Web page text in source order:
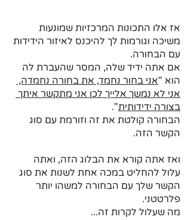
אז אלו התכונות המרכזיות שמונעות
משיכה וגורמות לך להיכנס לאיזור הידידות
עם הבחורה.
אם אתה ידיד שלה, המסר שהעברת לה
הוא "אני בחור נחמד, את בחורה נחמדה,
אני לא נמשך אלייך לכן אני מתקשר איתך
בצורה ידידותית".
הבחורה קולטת את זה וזורמת עם סוג
הקשר הזה.
ואז אתה קורא את הבלוג הזה, ואתה
עלול להחליט במכה אחת לשנות את סוג
הקשר שלך עם הבחורה למשהו יותר
פלרטטני.
מה שעלול לקרות זה...